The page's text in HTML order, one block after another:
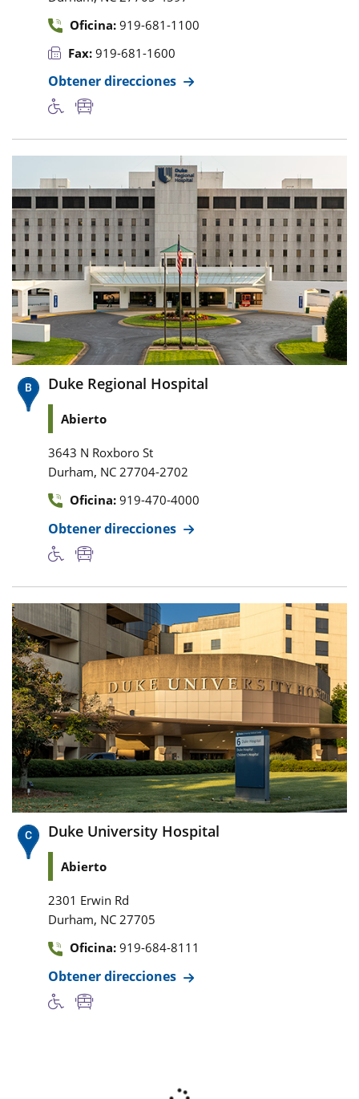
Oficina: 919-681-1100
Fax: 919-681-1600
Obtener direcciones
Duke Regional Hospital
Abierto
3643 N Roxboro St
Durham, NC 27704-2702
Oficina: 919-470-4000
Obtener direcciones
Duke University Hospital
Abierto
2301 Erwin Rd
Durham, NC 27705
Oficina: 919-684-8111
Obtener direcciones